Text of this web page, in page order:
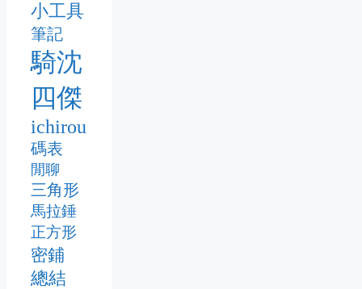
小工具
筆記
騎沈
四傑
ichirou
碼表
閒聊
三角形
馬拉錘
正方形
密鋪
總結